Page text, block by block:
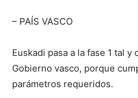
– PAÍS VASCO
Euskadi pasa a la fase 1 tal y
Gobierno vasco, porque
parámetros requeridos.